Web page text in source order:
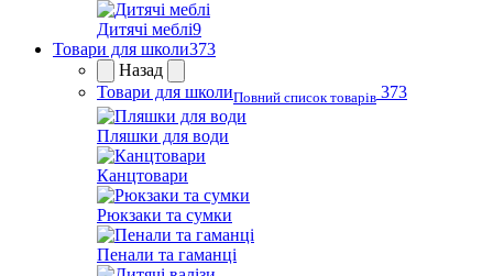
Дитячі меблі9
Товари для школи373
Назад
Товари для школиПовний список товарів 373
Пляшки для води
Канцтовари
Рюкзаки та сумки
Пенали та гаманці